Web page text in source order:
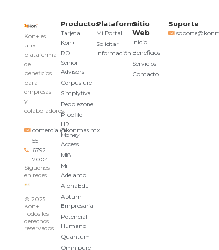
Kon+ es
una
plataforma
de
beneficios
para
empresas
y
colaboradores.
comercial@konmas.mx
55
6792
7004
Síguenos
en redes
© 2025
Kon+
Todos los
derechos
reservados.
Productos
Tarjeta
Kon+
RO
Senior
Advisors
Corpusiure
Simplyfive
Peoplezone
Proofile
HR
Money
Access
MI8
Mi
Adelanto
AlphaEdu
Aptum
Empresarial
Potencial
Humano
Quantum
Omnipure
Plataforma
Mi Portal
Solicitar
Información
Sitio
Web
Inicio
Beneficios
Servicios
Contacto
Soporte